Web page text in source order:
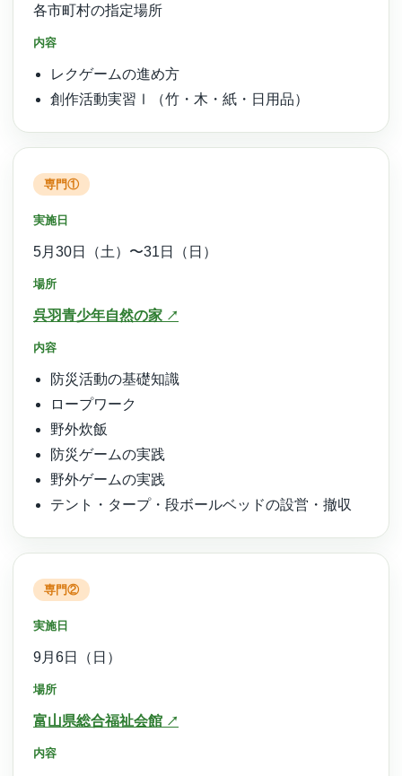
各市町村の指定場所
内容
レクゲームの進め方
創作活動実習Ⅰ（竹・木・紙・日用品）
専門①
実施日
5月30日（土）〜31日（日）
場所
呉羽青少年自然の家
内容
防災活動の基礎知識
ロープワーク
野外炊飯
防災ゲームの実践
野外ゲームの実践
テント・タープ・段ボールベッドの設営・撤収
専門②
実施日
9月6日（日）
場所
富山県総合福祉会館
内容